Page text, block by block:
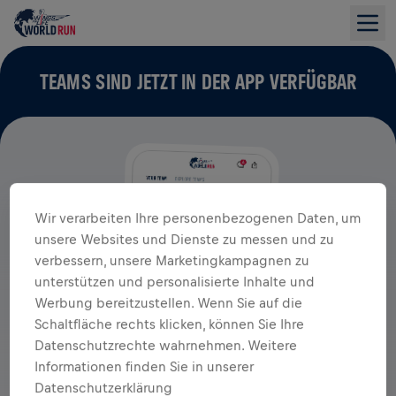
TEAMS SIND JETZT IN DER APP VERFÜGBAR
Wir verarbeiten Ihre personenbezogenen Daten, um
unsere Websites und Dienste zu messen und zu
verbessern, unsere Marketingkampagnen zu
unterstützen und personalisierte Inhalte und
Werbung bereitzustellen. Wenn Sie auf die
Schaltfläche rechts klicken, können Sie Ihre
Datenschutzrechte wahrnehmen. Weitere
Informationen finden Sie in unserer
Datenschutzerklärung